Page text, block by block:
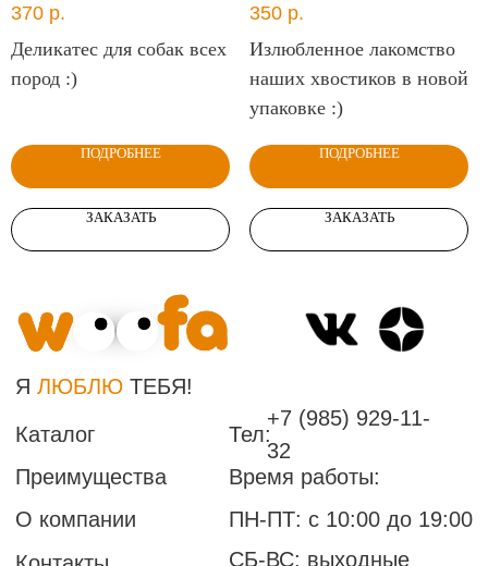
370 р.
Деликатес для собак всех
пород :)
ПОДРОБНЕЕ
ЗАКАЗАТЬ
350 р.
Излюбленное лакомство
наших хвостиков в новой
упаковке :)
ПОДРОБНЕЕ
ЗАКАЗАТЬ